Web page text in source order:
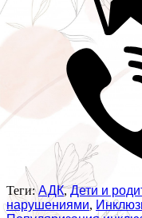
Теги:АДК,Дети и
нарушениями,